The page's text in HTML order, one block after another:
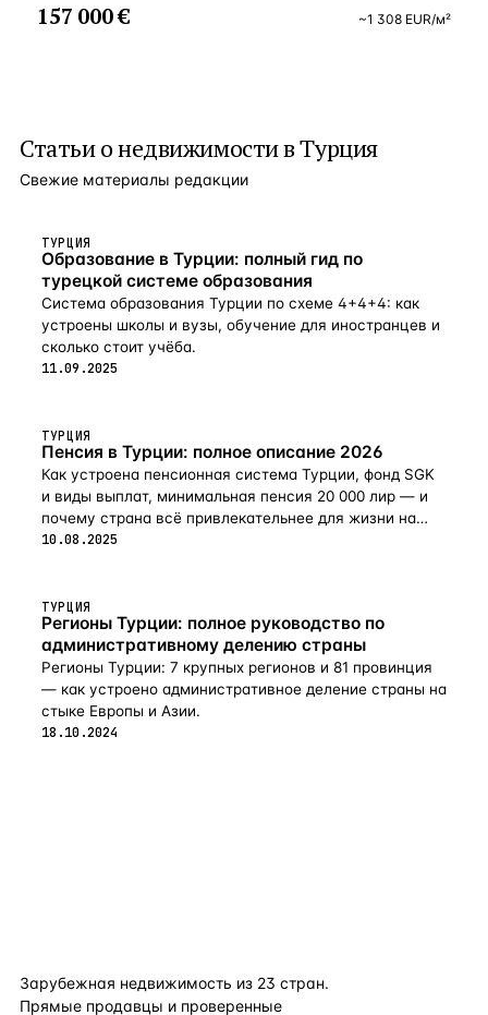
157 000 € ~1 308 EUR/м²
Статьи онедвижимости в Турция
Свежие материалы редакции
ТУРЦИЯ
Образование в Турции: полный гид по
турецкой системе образования
Система образования Турции по схеме 4+4+4: как
устроены школы и вузы, обучение для иностранцев и
сколько стоит учёба.
11.09.2025
ТУРЦИЯ
Пенсия в Турции: полное описание 2026
Как устроена пенсионная система Турции, фонд SGK
и виды выплат, минимальная пенсия 20 000 лир — и
почему страна всё привлекательнее для жизни на
пенсии в 2026-м.
10.08.2025
ТУРЦИЯ
Регионы Турции: полное руководство по
административному делению страны
Регионы Турции: 7 крупных регионов и 81 провинция
— как устроено административное деление страны на
стыке Европы и Азии.
18.10.2024
Зарубежная недвижимость из 23 стран.
Прямые продавцы и проверенные